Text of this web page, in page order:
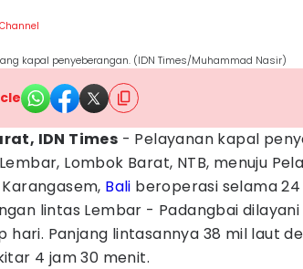
Channel
kapal penyeberangan. (IDN Times/Muhammad Nasir)
IDN Times - Pelayanan kapal
Lombok Barat, NTB, menuju
Bali beroperasi selama 24
lintas Lembar - Padangbai dilayani
hari. Panjang lintasannya 38 mil laut
4 jam 30 menit.